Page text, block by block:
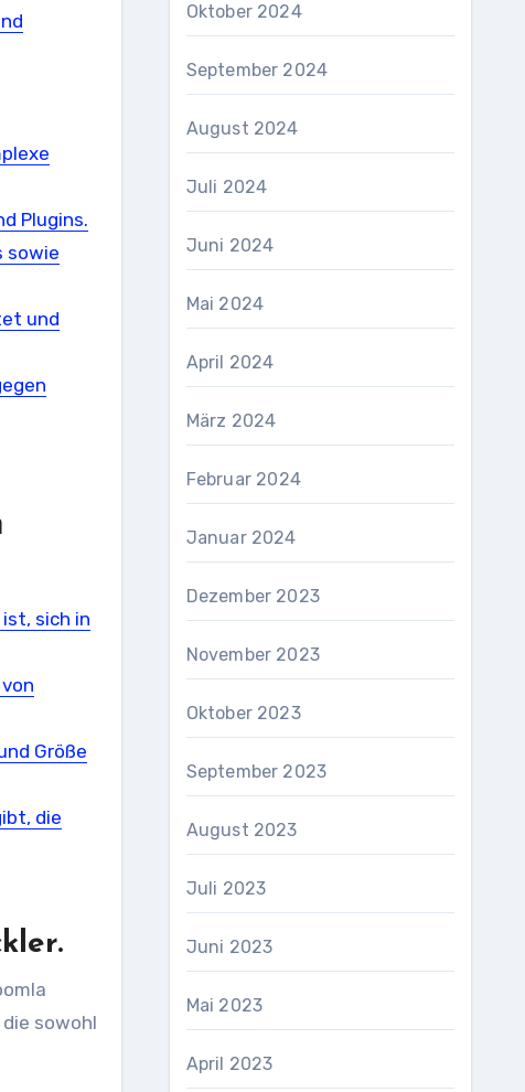
Plugins.
sowie
und
sich in
Größe
die
sowohl
Oktober 2024
September 2024
August 2024
Juli 2024
Juni 2024
Mai 2024
April 2024
März 2024
Februar 2024
Januar 2024
Dezember 2023
November 2023
Oktober 2023
September 2023
August 2023
Juli 2023
Juni 2023
Mai 2023
April 2023